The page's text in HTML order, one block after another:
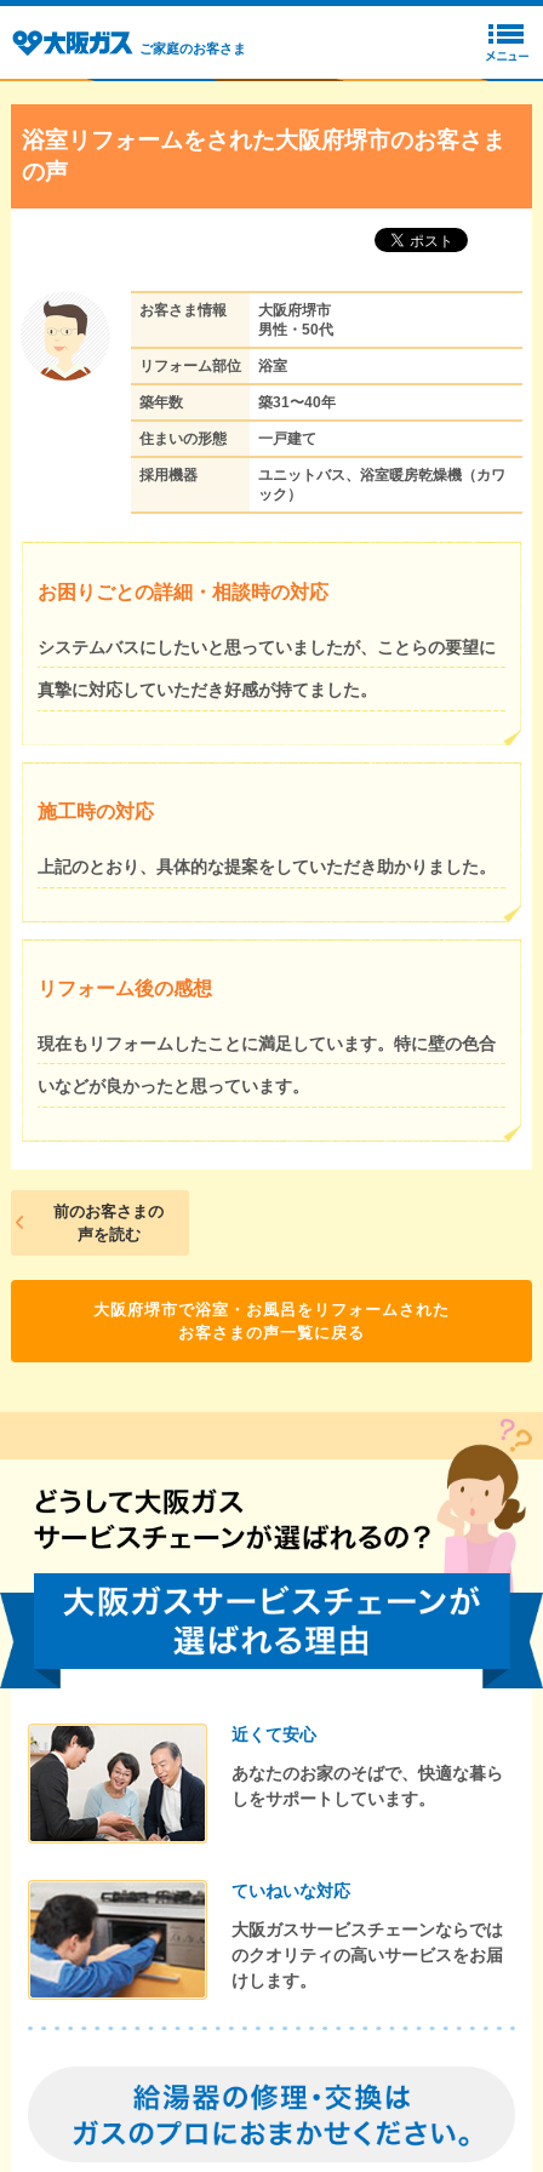
ご家庭のお客さま
浴室リフォームをされた大阪府堺市のお客さま
の声
お客さま情報
大阪府堺市
男性・50代
リフォーム部位 浴室
築年数 築31〜40年
住まいの形態 一戸建て
採用機器
ユニットバス、浴室暖房乾燥機（カワ
ック）
お困りごとの詳細・相談時の対応
システムバスにしたいと思っていましたが、ことらの要望に
真摯に対応していただき好感が持てました。
施工時の対応
上記のとおり、具体的な提案をしていただき助かりました。
リフォーム後の感想
現在もリフォームしたことに満足しています。特に壁の色合
いなどが良かったと思っています。
前のお客さまの
声を読む
大阪府堺市で浴室・お風呂をリフォームされた
お客さまの声一覧に戻る
近くて安心
あなたのお家のそばで、快適な暮ら
しをサポートしています。
ていねいな対応
大阪ガスサービスチェーンならでは
のクオリティの高いサービスをお届
けします。